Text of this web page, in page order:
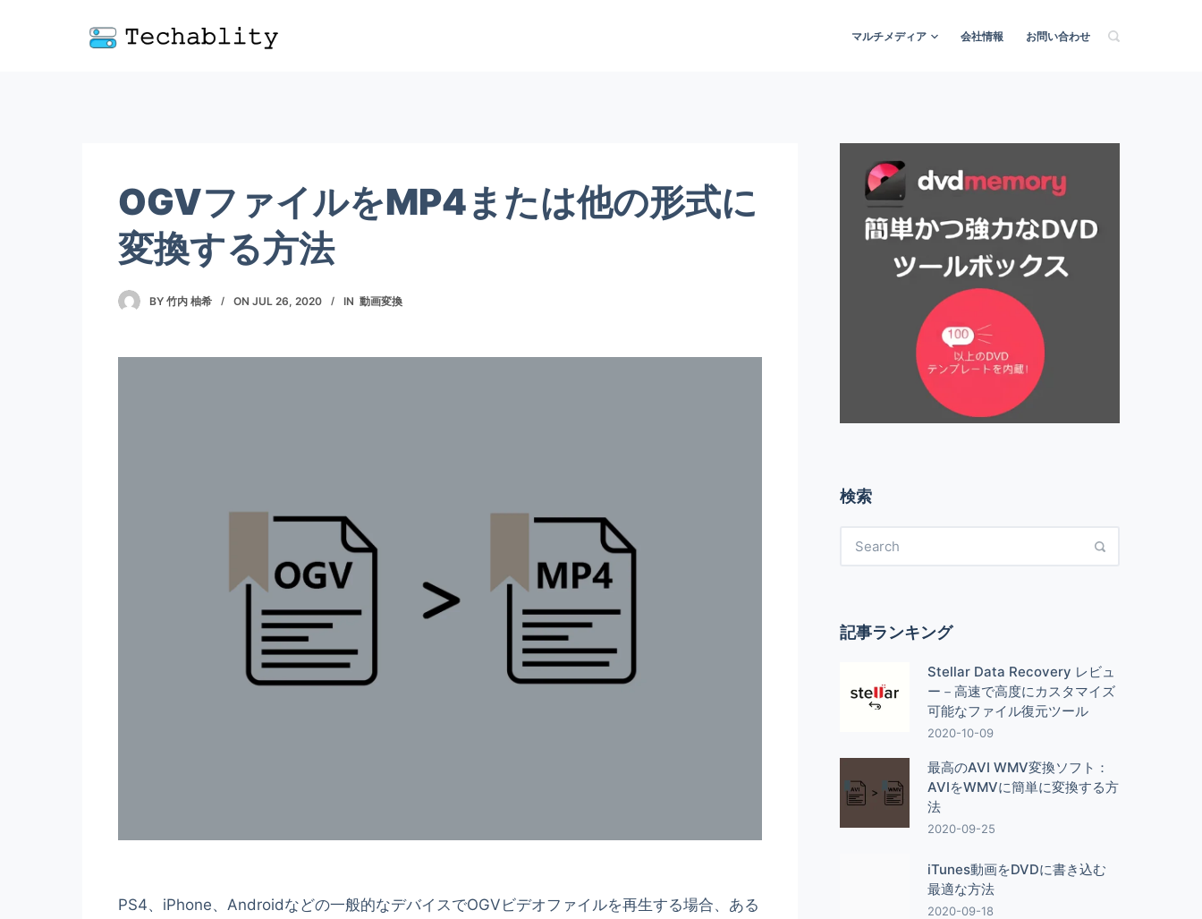
マルチメディア 会社情報 お問い合わせ
OGVファイルをMP4または他の形式に
変換する方法
BY 竹内 柚希 ON JUL 26, 2020 IN 動画変換
PS4、iPhone、Androidなどの一般的なデバイスでOGVビデオファイルを再生する場合、ある
検索
記事ランキング
Stellar Data Recovery レビュ
ー－高速で高度にカスタマイズ
可能なファイル復元ツール
2020-10-09
最高のAVI WMV変換ソフト：
AVIをWMVに簡単に変換する方
法
2020-09-25
iTunes動画をDVDに書き込む
最適な方法
2020-09-18